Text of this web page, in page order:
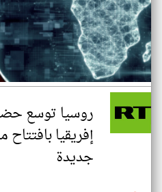
روسيا توسع
جديدة